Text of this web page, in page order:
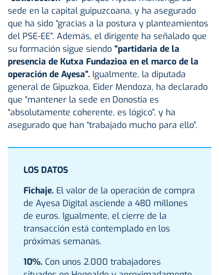
sede en la capital guipuzcoana, y ha asegurado
que ha sido “gracias a la postura y planteamientos
del PSE-EE”. Además, el dirigente ha señalado que
su formación sigue siendo “partidaria de la
presencia de Kutxa Fundazioa en el marco de la
operación de Ayesa”. Igualmente, la diputada
general de Gipuzkoa, Eider Mendoza, ha declarado
que “mantener la sede en Donostia es
“absolutamente coherente, es lógico”, y ha
asegurado que han “trabajado mucho para ello”.
LOS DATOS
Fichaje. El valor de la operación de compra
de Ayesa Digital asciende a 480 millones
de euros. Igualmente, el cierre de la
transacción está contemplado en los
próximas semanas.
10%. Con unos 2.000 trabajadores